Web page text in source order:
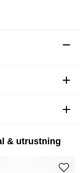
& utrustning